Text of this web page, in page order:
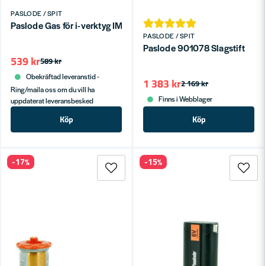
PASLODE / SPIT
Paslode Gas för i-verktyg IM90i, IM100i, PPN50i
589 kr
539 kr
Obekräftad leveranstid -
Ring/maila oss om du vill ha
uppdaterat leveransbesked
Köp
PASLODE / SPIT
Paslode 901078 Slagstift
2 169 kr
1 383 kr
Finns i Webblager
Köp
-17% -15%